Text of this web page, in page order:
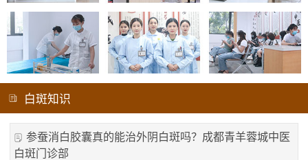
白斑知识
参蚕消白胶囊真的能治外阴白斑吗？成都青羊蓉城中医
白斑门诊部